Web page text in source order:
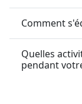
Comment
Quelles
pendant